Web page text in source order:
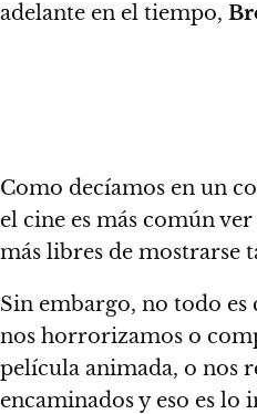
adelante en el tiempo,
Como decíamos en un
el cine es más común
más libres de mostrarse
Sin embargo, no todo es
nos horrorizamos o
película animada, o nos
encaminados y eso es lo